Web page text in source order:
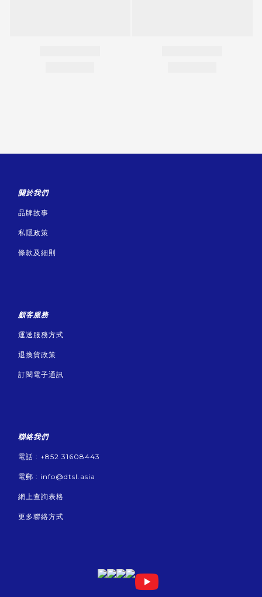
關於我們
品牌故事
私隱政策
條款及細則
顧客服務
運送服務方式
退換貨政策
訂閱電子通訊
聯絡我們
電話 : +852 31608443
電郵 : info@dtsl.asia
網上查詢表格
更多聯絡方式